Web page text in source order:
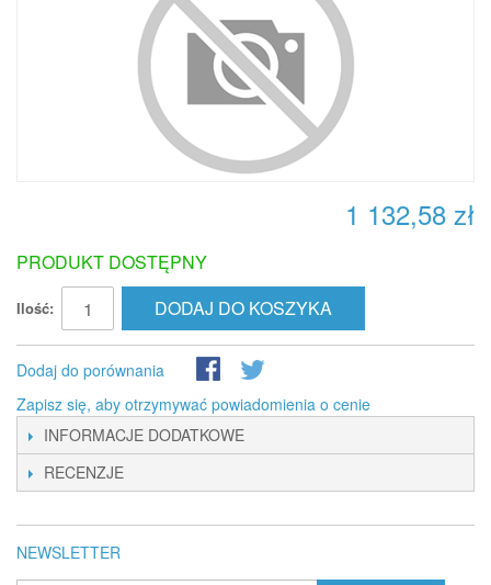
1 132,58 zł
PRODUKT DOSTĘPNY
Ilość: DODAJ DO KOSZYKA
Dodaj do porównania
Zapisz się, aby otrzymywać powiadomienia o cenie
INFORMACJE DODATKOWE
RECENZJE
NEWSLETTER